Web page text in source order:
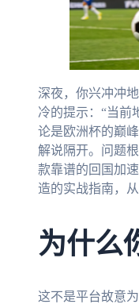
深夜，你兴冲冲
冷的提示：“当前
论是欧洲杯的巅
解说隔开。问题
款靠谱的回国加
造的实战指南，
为什么
这不是平台故意